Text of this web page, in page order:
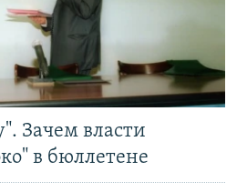
Зачем власти
в бюллетене